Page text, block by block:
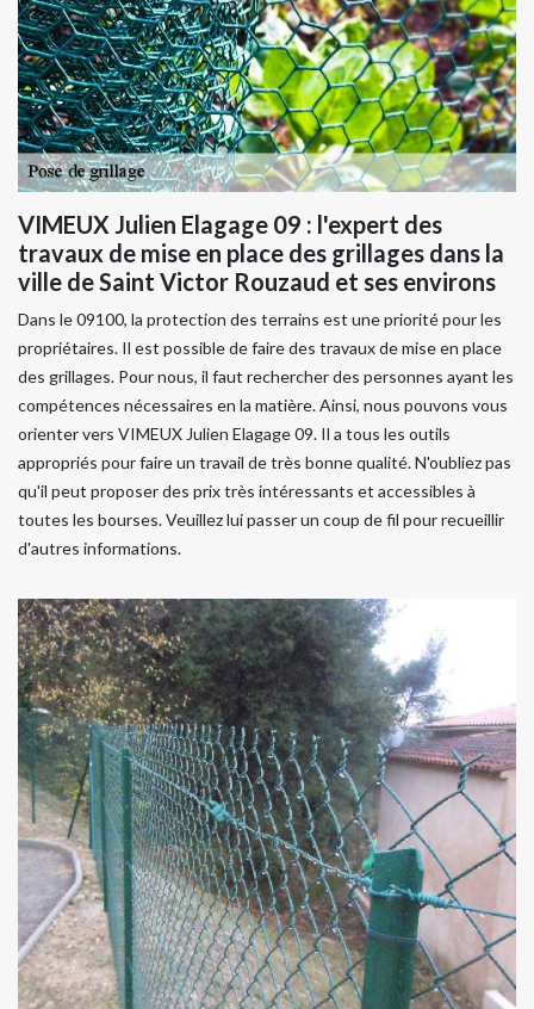
VIMEUX Julien Elagage 09 : l'expert des
travaux de mise en place des grillages dans la
ville de Saint Victor Rouzaud et ses environs
Dans le 09100, la protection des terrains est une priorité pour les
propriétaires. Il est possible de faire des travaux de mise en place
des grillages. Pour nous, il faut rechercher des personnes ayant les
compétences nécessaires en la matière. Ainsi, nous pouvons vous
orienter vers VIMEUX Julien Elagage 09. Il a tous les outils
appropriés pour faire un travail de très bonne qualité. N'oubliez pas
qu'il peut proposer des prix très intéressants et accessibles à
toutes les bourses. Veuillez lui passer un coup de fil pour recueillir
d'autres informations.